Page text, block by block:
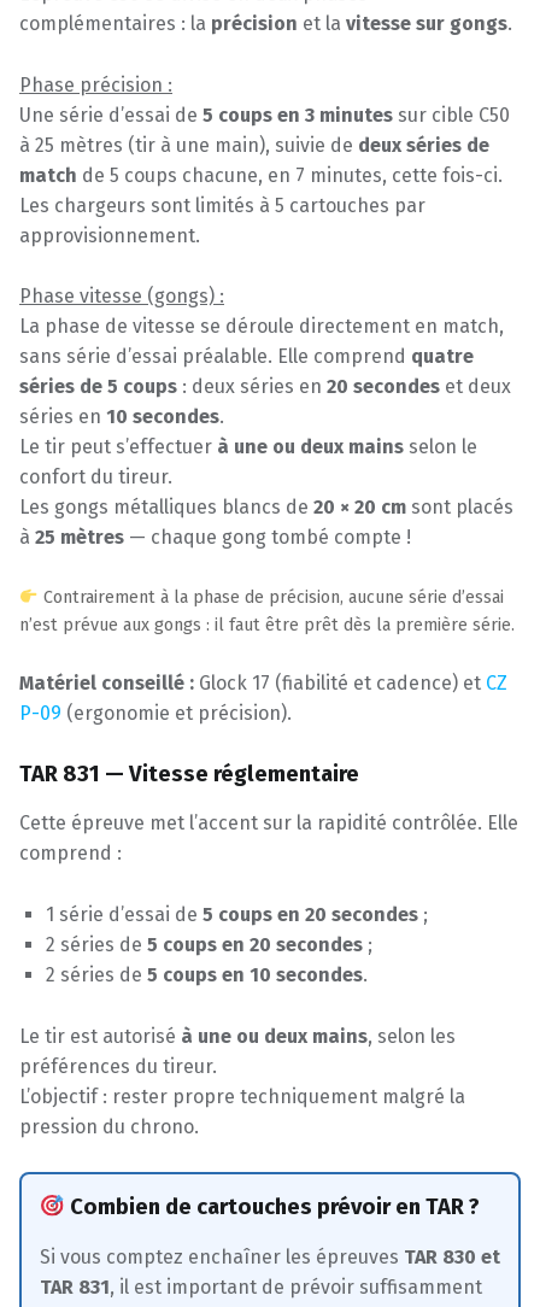
complémentaires : la précision et la vitesse sur gongs.
Phase précision :
Une série d’essai de 5 coups en 3 minutes sur cible C50
à 25 mètres (tir à une main), suivie de deux séries de
match de 5 coups chacune, en 7 minutes, cette fois-ci.
Les chargeurs sont limités à 5 cartouches par
approvisionnement.
Phase vitesse (gongs) :
La phase de vitesse se déroule directement en match,
sans série d’essai préalable. Elle comprend quatre
séries de 5 coups : deux séries en 20 secondes et deux
séries en 10 secondes.
Le tir peut s’effectuer à une ou deux mains selon le
confort du tireur.
Les gongs métalliques blancs de 20 × 20 cm sont placés
à 25 mètres — chaque gong tombé compte !
Contrairement à la phase de précision, aucune série d’essai
n’est prévue aux gongs : il faut être prêt dès la première série.
Matériel conseillé : Glock 17 (fiabilité et cadence) et CZ
P-09 (ergonomie et précision).
TAR 831 — Vitesse réglementaire
Cette épreuve met l’accent sur la rapidité contrôlée. Elle
comprend :
1 série d’essai de5 coups en 20 secondes ;
2 séries de5 coups en 20 secondes ;
2 séries de5 coups en 10 secondes.
Le tir est autorisé à une ou deux mains, selon les
préférences du tireur.
L’objectif : rester propre techniquement malgré la
pression du chrono.
Combien de cartouches prévoir en TAR ?
Si vous comptez enchaîner les épreuves TAR 830 et
TAR 831, il est important de prévoir suffisamment